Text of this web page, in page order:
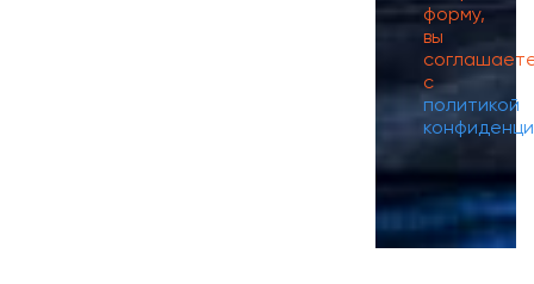
форму,
вы
с
политикой